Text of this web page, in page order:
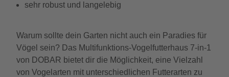
sehr robust und langelebig
Warum sollte dein Garten nicht auch ein Paradies für
Vögel sein? Das Multifunktions-Vogelfutterhaus 7-in-1
von DOBAR bietet dir die Möglichkeit, eine Vielzahl
von Vogelarten mit unterschiedlichen Futterarten zu